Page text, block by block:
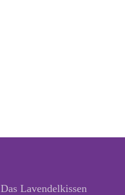
Das Lavendelkissen